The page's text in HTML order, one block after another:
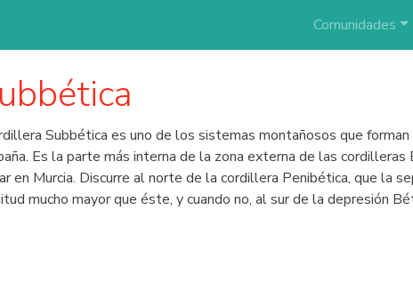
Comunidades
Subbética es uno de los sistemas montañosos que
Es la parte más interna de la zona externa de las
en Murcia. Discurre al norte de la cordillera Penibética, que la
mucho mayor que éste, y cuando no, al sur de la depresión